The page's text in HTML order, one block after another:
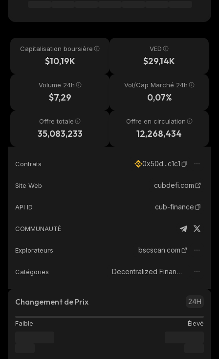
Capitalisation boursière
$10,19K
VED
$29,14K
Volume 24h
$7,29
Vol/Cap Marché 24h
0,07%
Offre totale
35,083,233
Offre en circulation
12,268,434
Contrats 0x50d...c1c1
Site Web cubdefi.com
API ID cub-finance
COMMUNAUTÉ
Explorateurs bscscan.com
Catégories Decentralized Finance (DeFi)
Changement de Prix 24H
Faible Élevé